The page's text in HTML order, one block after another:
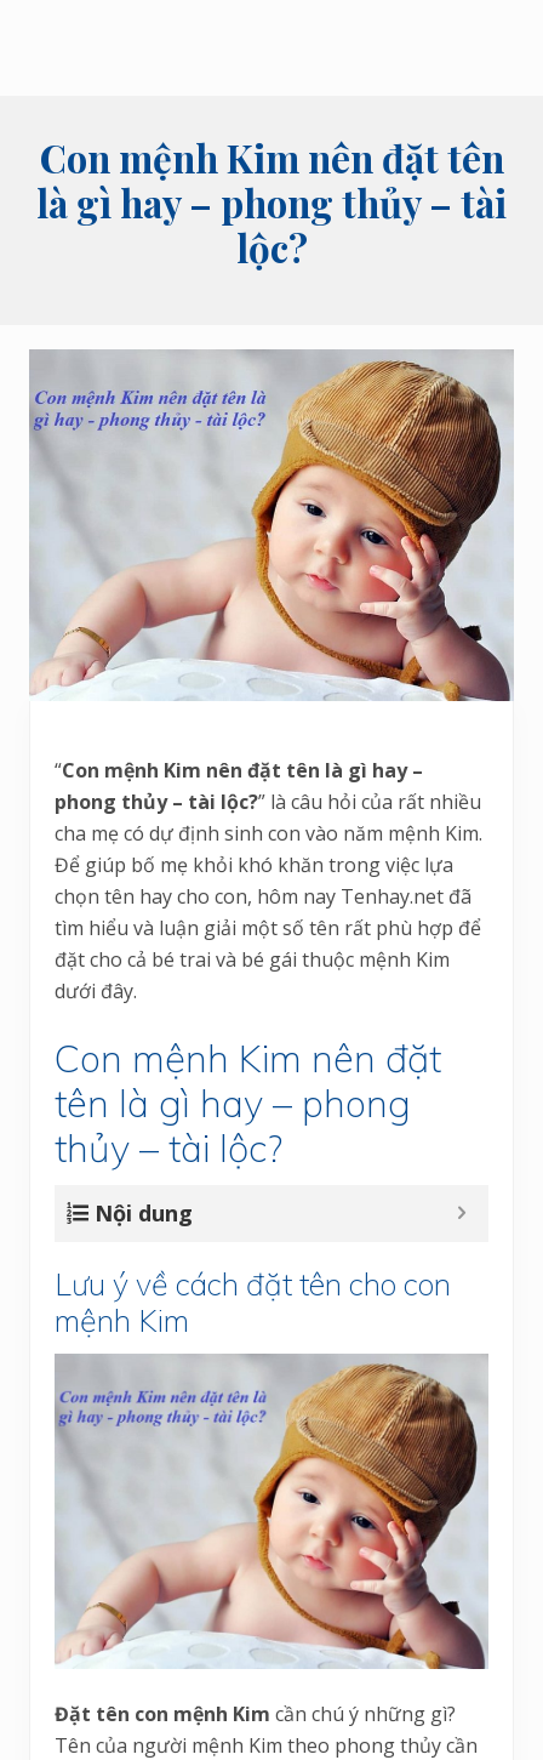
Con mệnh Kim nên đặt tên
là gì hay – phong thủy – tài
lộc?
“Con mệnh Kim nên đặt tên là gì hay –
phong thủy – tài lộc?” là câu hỏi của rất nhiều
cha mẹ có dự định sinh con vào năm mệnh Kim.
Để giúp bố mẹ khỏi khó khăn trong việc lựa
chọn tên hay cho con, hôm nay Tenhay.net đã
tìm hiểu và luận giải một số tên rất phù hợp để
đặt cho cả bé trai và bé gái thuộc mệnh Kim
dưới đây.
Con mệnh Kim nên đặt
tên là gì hay – phong
thủy – tài lộc?
Nội dung
Lưu ý về cách đặt tên cho con
mệnh Kim
Đặt tên con mệnh Kim cần chú ý những gì?
Tên của người mệnh Kim theo phong thủy cần